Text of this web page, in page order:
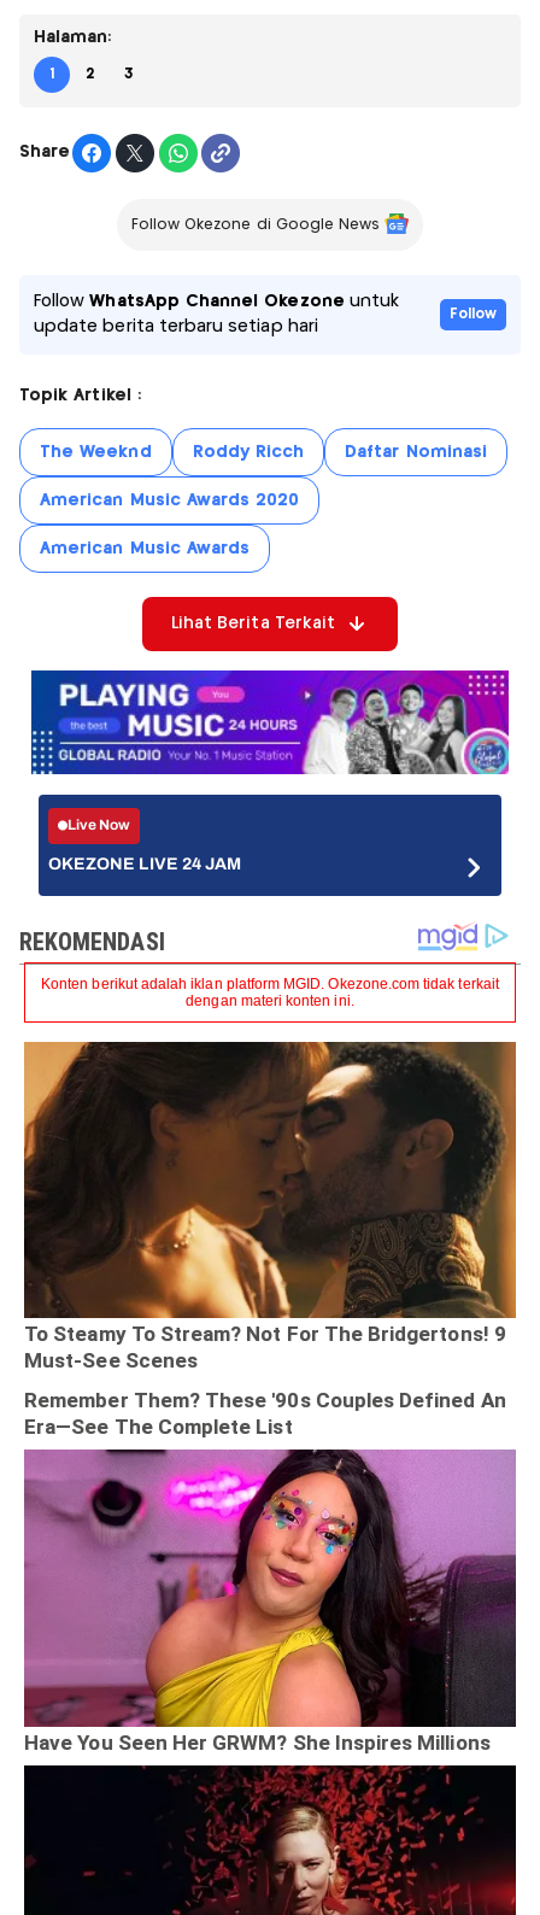
Halaman:
1 2 3
Share
Follow Okezone di Google News
FollowWhatsApp Channel Okezone untuk
update berita terbaru setiap hari
Follow
Topik Artikel :
The Weeknd Roddy Ricch Daftar Nominasi
American Music Awards 2020
American Music Awards
Lihat Berita Terkait
Live Now
OKEZONE LIVE 24 JAM